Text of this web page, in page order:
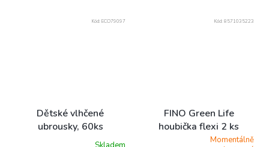
Dětské vlhčené
ubrousky, 60ks
Kód: ECO79097
FINO Green Life
houbička flexi 2 ks
Momentálně
Kód: 8571035223